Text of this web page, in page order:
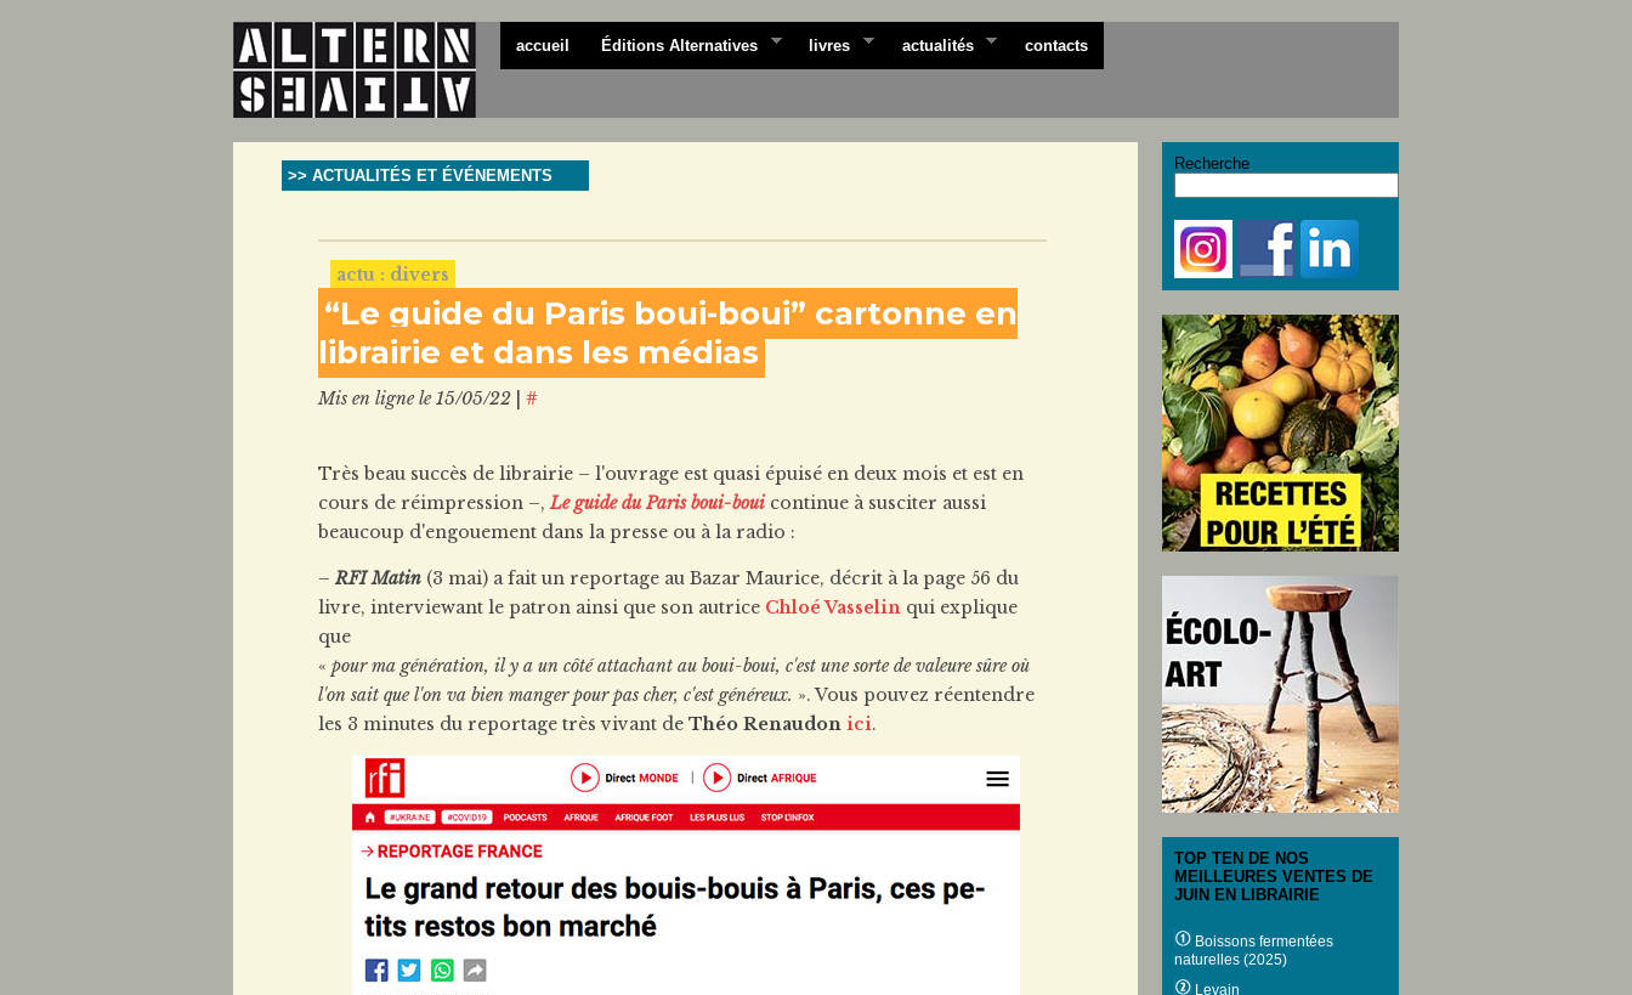
accueil Éditions Alternatives livres actualités contacts
>> ACTUALITÉS ET ÉVÉNEMENTS
actu : divers
“Le guide du Paris boui-boui” cartonne en
librairie et dans les médias
Mis en ligne le 15/05/22 #
Très beau succès de librairie – l'ouvrage est quasi épuisé en deux mois et est en
cours de réimpression –,Le guide du Paris boui-bouicontinue à susciter aussi
beaucoup d'engouement dans la presse ou à la radio :
–RFI Matin (3 mai) a fait un reportage au Bazar Maurice, décrit à la page 56 du
livre, interviewant le patron ainsi que son autrice Chloé Vasselin qui explique
que
« pour ma génération, il y a un côté attachant au boui-boui, c'est une sorte de valeure sûre où
l'on sait que l'on va bien manger pour pas cher, c'est généreux. ». Vous pouvez réentendre
les 3 minutes du reportage très vivant de Théo Renaudon ici.
Recherche
TOP TEN DE NOS
MEILLEURES VENTES DE
JUIN EN LIBRAIRIE
Boissons fermentées
naturelles (2025)
Levain